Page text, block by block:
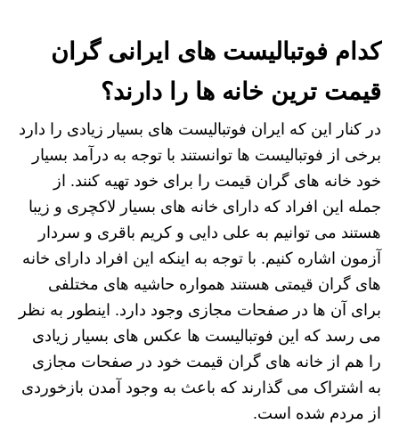
کدام فوتبالیست های ایرانی گران
قیمت ترین خانه ها را دارند؟
در کنار این که ایران فوتبالیست های بسیار زیادی را دارد
برخی از فوتبالیست ها توانستند با توجه به درآمد بسیار
خود خانه های گران قیمت را برای خود تهیه کنند. از
جمله این افراد که دارای خانه های بسیار لاکچری و زیبا
هستند می توانیم به علی دایی و کریم باقری و سردار
آزمون اشاره کنیم. با توجه به اینکه این افراد دارای خانه
های گران قیمتی هستند همواره حاشیه های مختلفی
برای آن ها در صفحات مجازی وجود دارد. اینطور به نظر
می رسد که این فوتبالیست ها عکس های بسیار زیادی
را هم از خانه های گران قیمت خود در صفحات مجازی
به اشتراک می گذارند که باعث به وجود آمدن بازخوردی
از مردم شده است.